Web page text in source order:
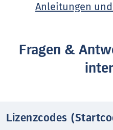
Anleitungen
Fragen &
Lizenzcodes